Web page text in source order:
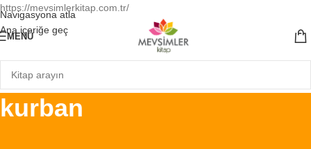
https://mevsimlerkitap.com.tr/
Navigasyona atla
Ana içeriğe geç
MENÜ
kurban